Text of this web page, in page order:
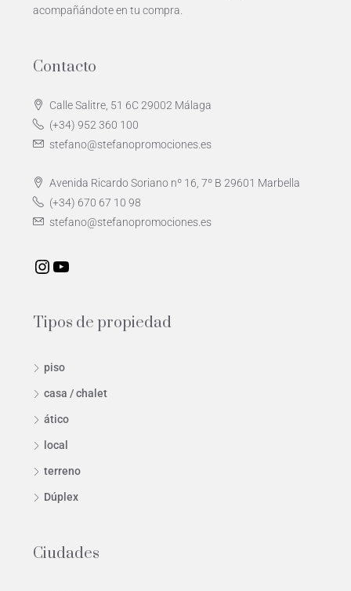
acompañándote en tu compra.
Contacto
Calle Salitre, 51 6C 29002 Málaga
(+34) 952 360 100
stefano@stefanopromociones.es
Avenida Ricardo Soriano nº 16, 7º B 29601 Marbella
(+34) 670 67 10 98
stefano@stefanopromociones.es
Tipos de propiedad
piso
casa / chalet
ático
local
terreno
Dúplex
Ciudades